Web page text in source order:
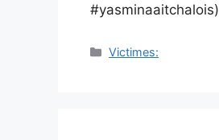
Catégories
Victimes: